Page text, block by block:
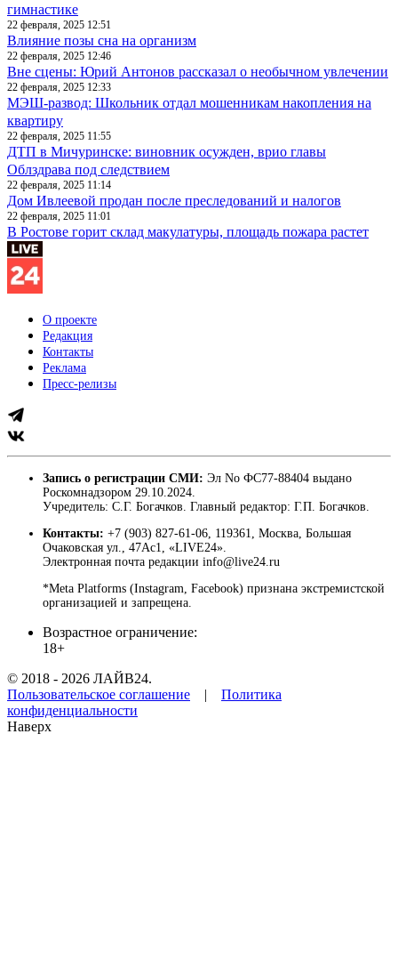
гимнастике
22 февраля, 2025 12:51
Влияние позы сна на организм
22 февраля, 2025 12:46
Вне сцены: Юрий Антонов рассказал о необычном увлечении
22 февраля, 2025 12:33
МЭШ-развод: Школьник отдал мошенникам накопления на
квартиру
22 февраля, 2025 11:55
ДТП в Мичуринске: виновник осужден, врио главы
Облздрава под следствием
22 февраля, 2025 11:14
Дом Ивлеевой продан после преследований и налогов
22 февраля, 2025 11:01
В Ростове горит склад макулатуры, площадь пожара растет
О проекте
Редакция
Контакты
Реклама
Пресс-релизы
Запись о регистрации СМИ: Эл No ФС77-88404 выдано
Роскомнадзором 29.10.2024.
Учредитель: С.Г. Богачков. Главный редактор: Г.П. Богачков.
Контакты: +7 (903) 827-61-06, 119361, Москва, Большая
Очаковская ул., 47Ас1, «LIVE24».
Электронная почта редакции info@live24.ru
*Meta Platforms (Instagram, Facebook) признана экстремистской
организацией и запрещена.
Возрастное ограничение:
18+
© 2018 - 2026 ЛАЙВ24.
Пользовательское соглашение | Политика
конфиденциальности
Наверх